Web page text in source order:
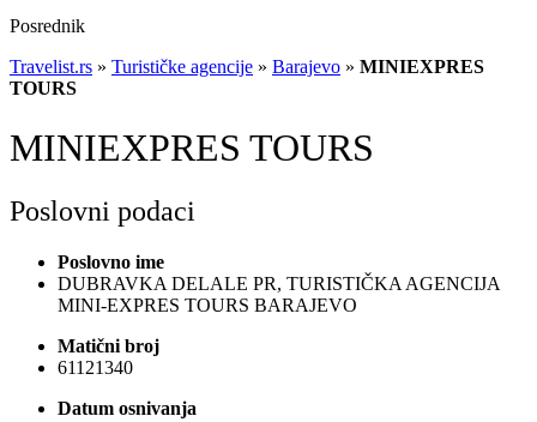
Posrednik
Travelist.rs » Turističke agencije » Barajevo » MINIEXPRES
TOURS
MINIEXPRES TOURS
Poslovni podaci
Poslovno ime
DUBRAVKA DELALE PR, TURISTIČKA AGENCIJA
MINI-EXPRES TOURS BARAJEVO
Matični broj
61121340
Datum osnivanja